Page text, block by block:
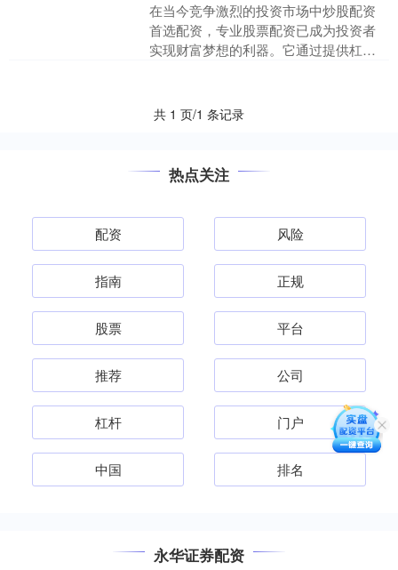
在当今竞争激烈的投资市场中炒股配资
首选配资，专业股票配资已成为投资者
实现财富梦想的利器。它通过提供杠杆
共 1 页/1 条记录
热点关注
配资 风险
指南 正规
股票 平台
推荐 公司
杠杆 门户
中国 排名
永华证券配资